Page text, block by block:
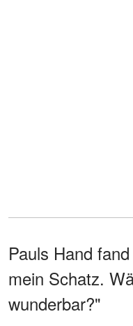
Pauls Hand
mein Schatz.
wunderbar?"